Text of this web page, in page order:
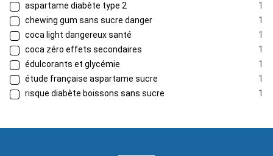
aspartame diabète type 2
1
chewing gum sans sucre danger
1
coca light dangereux santé
1
coca zéro effets secondaires
1
édulcorants et glycémie
1
étude française aspartame sucre
1
risque diabète boissons sans sucre
1